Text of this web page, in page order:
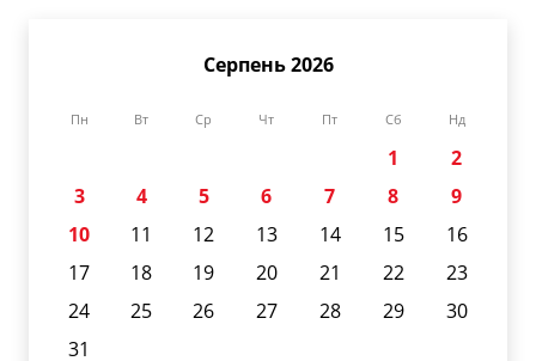
Серпень 2026
Пн Вт Ср Чт Пт Сб Нд
1
2
3
4 5 6 7 8
9
10
11 12 13 14 15
16
17
18 19 20 21 22
23
24
25 26 27 28 29
30
31